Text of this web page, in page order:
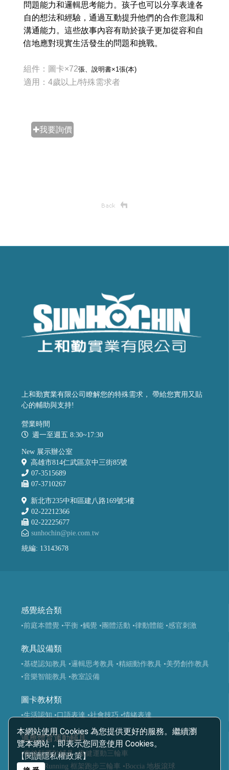
本網站使用 Cookies 為您提供更好的服務。繼續瀏
覽本網站，即表示您同意使用 Cookies。
【閱讀隱私權政策】
問題能力和邏輯思考能力。孩子也可以分享表達各
自的想法和經驗，通過互動提升他們的合作意識和
溝通能力。這些故事內容有助於孩子更加從容和自
信地應對現實生活發生的問題和挑戰。
組件：圖卡×72張、說明書×1張(本)
適用：4歲以上/特殊需求者
✚我要詢價
上和勤實業有限公司瞭解您的特殊需求， 帶給您實用又貼
心的輔助與支持!
營業時間
週一至週五 8:30~17:30
New 展示辦公室
高雄市814仁武區京中三街85號
07-3515689
07-3710267
新北市235中和區建八路169號5樓
02-22212366
02-22225677
sunhochin@pie.com.tw
統編: 13143678
感覺統合類
•前庭本體覺 •平衡 •觸覺 •團體活動 •律動體能 •感官刺激
教具設備類
•基礎認知教具 •邏輯思考教具 •精細動作教具 •美勞創作教具
•音樂智能教具 •教室設備
圖卡教材類
•生活認知 •口語表達 •社會技巧 •情緒表達
適應體育運動輔具
•復健類運動輔具 •復健運動三輪車
•Frame Running 框架跑步三輪車 •Boccia 地板滾球